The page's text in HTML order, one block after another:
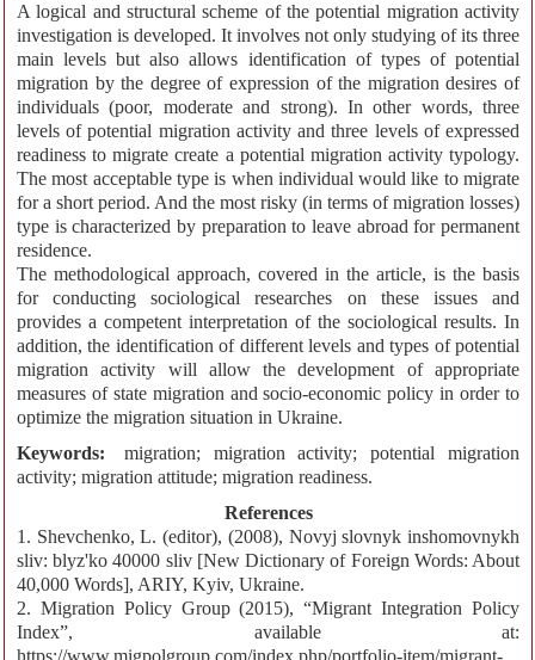
A logical and structural scheme of the potential migration activity
investigation is developed. It involves not only studying of its three
main levels but also allows identification of types of potential
migration by the degree of expression of the migration desires of
individuals (poor, moderate and strong). In other words, three
levels of potential migration activity and three levels of expressed
readiness to migrate create a potential migration activity typology.
The most acceptable type is when individual would like to migrate
for a short period. And the most risky (in terms of migration losses)
type is characterized by preparation to leave abroad for permanent
residence.
The methodological approach, covered in the article, is the basis
for conducting sociological researches on these issues and
provides a competent interpretation of the sociological results. In
addition, the identification of different levels and types of potential
migration activity will allow the development of appropriate
measures of state migration and socio-economic policy in order to
optimize the migration situation in Ukraine.
Keywords:
migration; migration activity; potential migration
activity; migration attitude; migration readiness.
References
1. Shevchenko, L. (editor), (2008), Novyj slovnyk inshomovnykh
sliv: blyz'ko 40000 sliv [New Dictionary of Foreign Words: About
40,000 Words], ARIY, Kyiv, Ukraine.
2. Migration Policy Group (2015), “Migrant Integration Policy
Index”, available at:
https://www.migpolgroup.com/index.php/portfolio-item/migrant-